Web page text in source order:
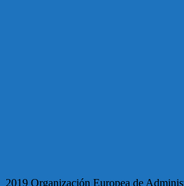
2019 Organización Europea de